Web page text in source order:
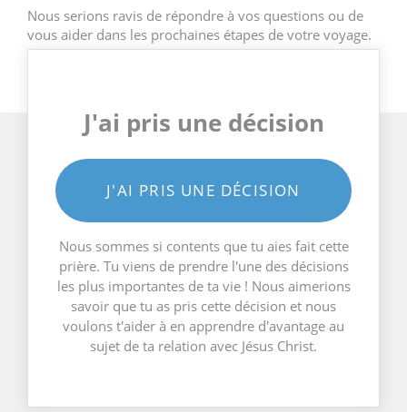
Nous serions ravis de répondre à vos questions ou de
vous aider dans les prochaines étapes de votre voyage.
J'ai pris une décision
J'AI PRIS UNE DÉCISION
Nous sommes si contents que tu aies fait cette
prière. Tu viens de prendre l'une des décisions
les plus importantes de ta vie ! Nous aimerions
savoir que tu as pris cette décision et nous
voulons t'aider à en apprendre d'avantage au
sujet de ta relation avec Jésus Christ.